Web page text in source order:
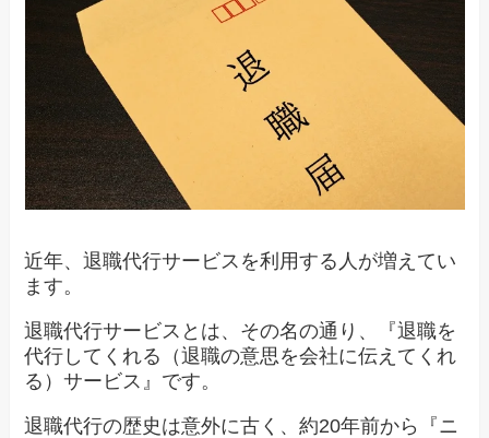
近年、退職代行サービスを利用する人が増えてい
ます。
退職代行サービスとは、その名の通り、『退職を
代行してくれる（退職の意思を会社に伝えてくれ
る）サービス』です。
退職代行の歴史は意外に古く、約20年前から『ニ